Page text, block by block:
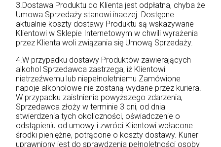
3.Dostawa Produktu do Klienta jest odpłatna, chyba że
Umowa Sprzedaży stanowi inaczej. Dostępne
aktualnie koszty dostawy Produktu są wskazywane
Klientowi w Sklepie Internetowym w chwili wyrażenia
przez Klienta woli związania się Umową Sprzedaży.
4.W przypadku dostawy Produktów zawierających
alkohol Sprzedawca zastrzega, iż Klientowi
nietrzeźwemu lub niepełnoletniemu Zamówione
napoje alkoholowe nie zostaną wydane przez kuriera.
W przypadku zaistnienia powyższego zdarzenia,
Sprzedawca złoży w terminie 3 dni, od dnia
stwierdzenia tych okoliczności, oświadczenie o
odstąpieniu od umowy i zwróci Klientowi wpłacone
środki pieniężne, potrącone o koszty dostawy. Kurier
uprawniony jest do sprawdzenia pełnoletności osoby